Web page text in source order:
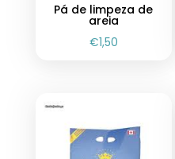
Pá de limpeza de
areia
€1,50